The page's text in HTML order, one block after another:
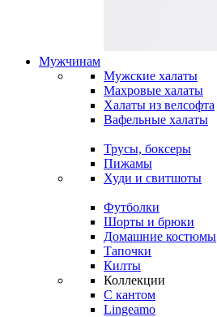
Мужчинам
Мужские халаты
Махровые халаты
Халаты из велсофта
Вафельные халаты
Трусы, боксеры
Пижамы
Худи и свитшоты
Футболки
Шорты и брюки
Домашние костюмы
Тапочки
Килты
Коллекции
C кантом
Lingeamo